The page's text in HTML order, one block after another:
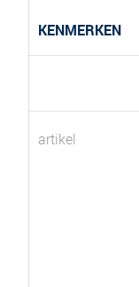
KENMERKEN
artikel